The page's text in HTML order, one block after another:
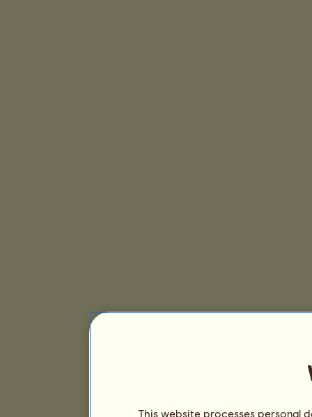
This website processes personal